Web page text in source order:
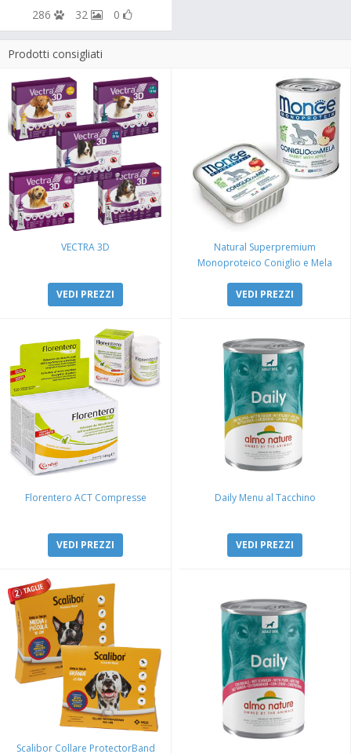
286 32 0
Prodotti consigliati
VECTRA 3D
VEDI PREZZI
Natural Superpremium
Monoproteico Coniglio e Mela
VEDI PREZZI
Florentero ACT Compresse
VEDI PREZZI
Daily Menu al Tacchino
VEDI PREZZI
Scalibor Collare ProtectorBand